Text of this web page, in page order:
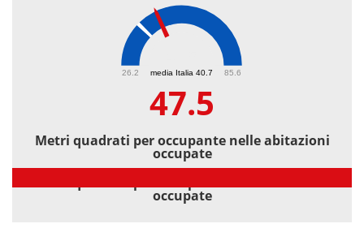
media Italia 40.7
26.2 85.6
47.5
Metri quadrati per occupante nelle abitazioni
occupate
occupate